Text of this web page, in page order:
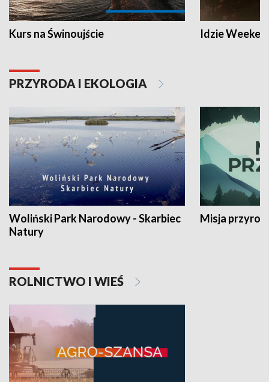
Kurs na Świnoujście Idzie
PRZYRODA I EKOLOGIA
Woliński Park Narodowy - Skarbiec
Natury
Misja
ROLNICTWO I WIEŚ